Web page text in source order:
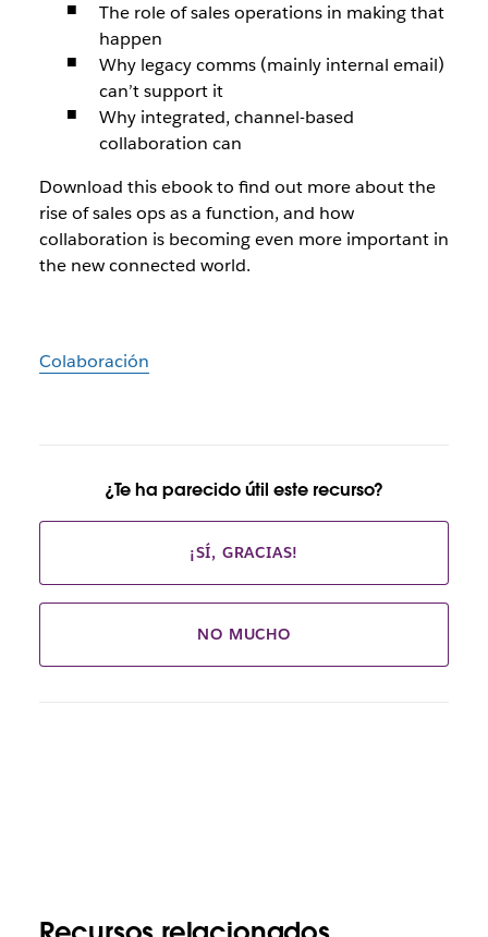
The role of sales operations in making that
happen
Why legacy comms (mainly internal email)
can’t support it
Why integrated, channel-based
collaboration can
Download this ebook to find out more about the
rise of sales ops as a function, and how
collaboration is becoming even more important in
the new connected world.
Colaboración
¿Te ha parecido útil este recurso?
¡SÍ, GRACIAS!
NO MUCHO